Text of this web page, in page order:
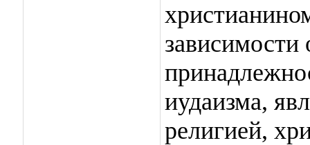
зависимости
иудаизма,
религией,